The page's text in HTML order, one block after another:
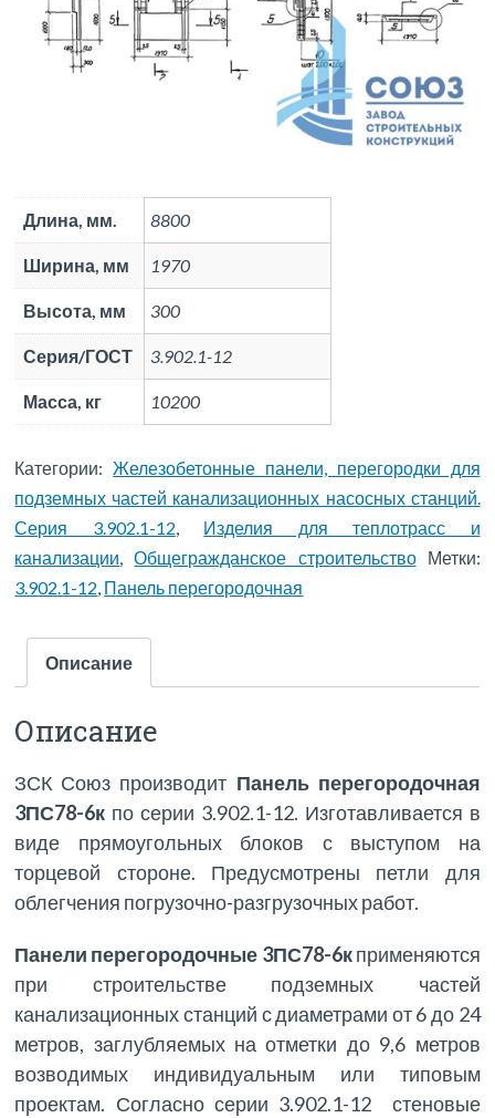
Длина, мм. 8800
Ширина, мм 1970
Высота, мм 300
Серия/ГОСТ 3.902.1-12
Масса, кг 10200
Категории:Железобетонные панели, перегородки для
подземных частей канализационных насосных станций.
Серия 3.902.1-12, Изделия для теплотрасс и
канализации,Общегражданское строительство
Метки:
3.902.1-12, Панель перегородочная
Описание
Описание
ЗСК Союз производит Панель перегородочная
3ПС78-6к по серии 3.902.1-12. Изготавливается в
виде прямоугольных блоков с выступом на
торцевой стороне. Предусмотрены петли для
облегчения погрузочно-разгрузочных работ.
Панели перегородочные 3ПС78-6кприменяются
при строительстве подземных частей
канализационных станций с диаметрами от 6 до 24
метров, заглубляемых на отметки до 9,6 метров
возводимых индивидуальным или типовым
проектам. Согласно серии 3.902.1-12 стеновые